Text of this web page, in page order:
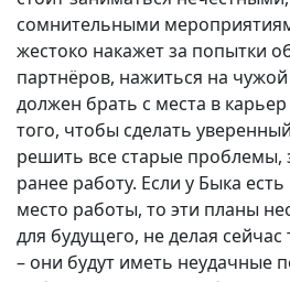
сомнительными
жестоко накажет за попытки
партнёров, нажиться на
должен брать с места в
того, чтобы сделать
решить все старые проблемы,
ранее работу. Если у Быка
место работы, то эти планы
для будущего, не делая
– они будут иметь неудачные